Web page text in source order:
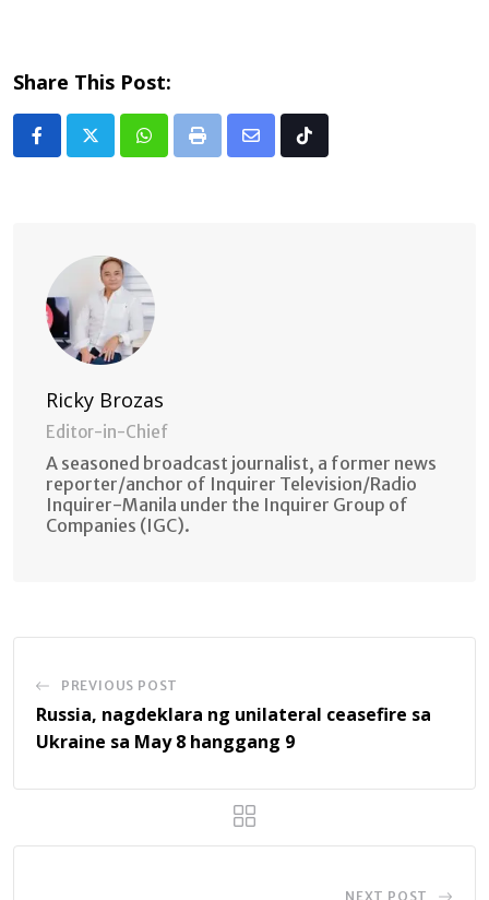
Share This Post:
Whatsapp
Print
Share Tiktok
Ricky Brozas
Editor-in-Chief
A seasoned broadcast journalist, a former news
reporter/anchor of Inquirer Television/Radio
Inquirer-Manila under the Inquirer Group of
Companies (IGC).
PREVIOUS POST
Russia, nagdeklara ng unilateral ceasefire sa
Ukraine sa May 8 hanggang 9
NEXT POST